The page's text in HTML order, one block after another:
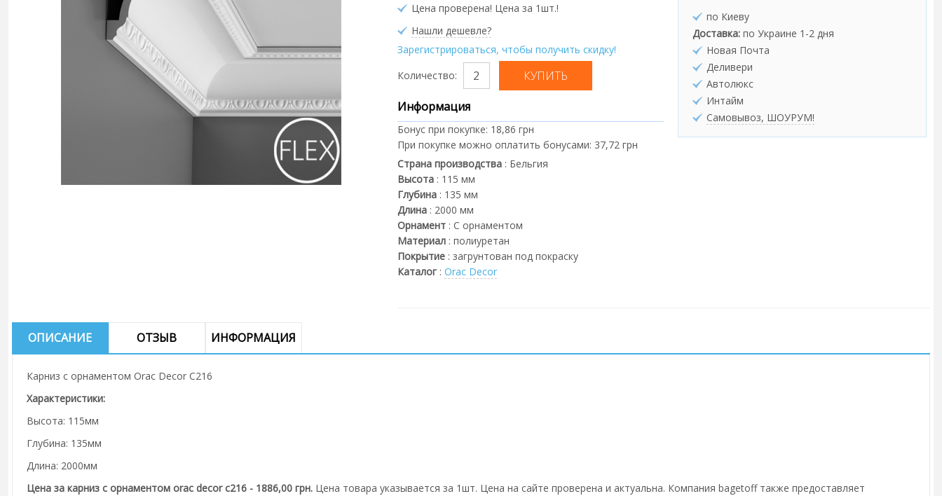
Цена проверена! Цена за 1шт.!
Нашли дешевле?
Зарегистрироваться, чтобы получить скидку!
Количество:
Информация
Бонус при покупке: 18,86 грн
При покупке можно оплатить бонусами: 37,72 грн
Страна производства: Бельгия
Высота: 115 мм
Глубина: 135 мм
Длина: 2000 мм
Орнамент: С орнаментом
Материал: полиуретан
Покрытие: загрунтован под покраску
Каталог: Orac Decor
по Киеву
Доставка: по Украине 1-2 дня
Новая Почта
Деливери
Автолюкс
Интайм
Самовывоз, ШОУРУМ!
ОПИСАНИЕ ОТЗЫВ ИНФОРМАЦИЯ
Карниз с орнаментом Orac Decor C216
Характеристики:
Высота: 115мм
Глубина: 135мм
Длина: 2000мм
Цена за карниз с орнаментом orac decor c216 - 1886,00 грн. Цена товара указывается за 1шт. Цена на сайте проверена и актуальна. Компания bagetoff также предоставляет